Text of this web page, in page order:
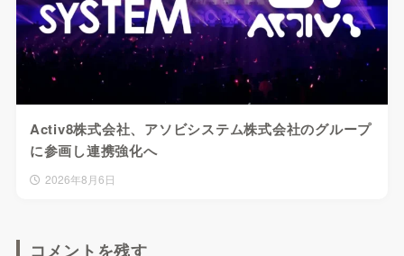
Activ8株式会社、アソビシステム株式会社のグループ
に参画し連携強化へ
2026年8月6日
コメントを残す